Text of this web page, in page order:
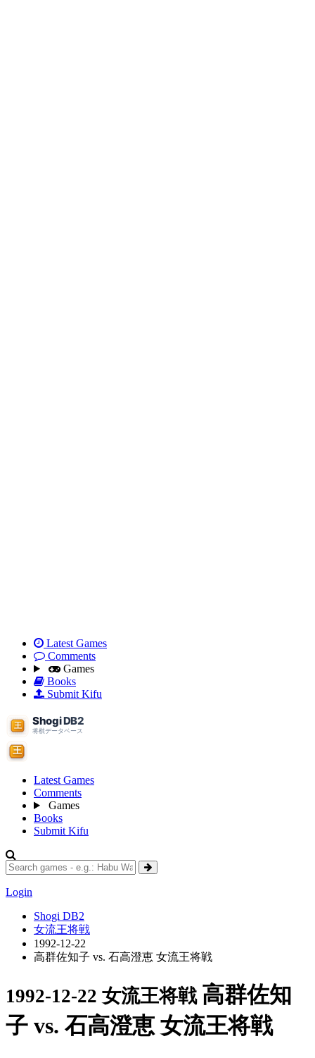
Latest Games
Comments
Games
Books
Submit Kifu
Latest Games
Comments
Games
Books
Submit Kifu
Login
Shogi DB2
女流王将戦
1992-12-22
高群佐知子 vs. 石高澄恵 女流王将戦
1992-12-22 女流王将戦 高群佐知
子 vs. 石高澄恵 女流王将戦